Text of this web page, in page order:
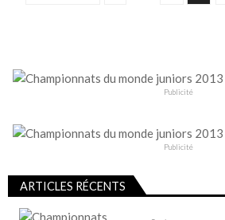
n
i
n
d
Publicité
Publicité
ARTICLES RÉCENTS